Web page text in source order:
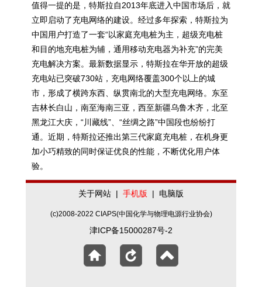
值得一提的是，特斯拉自2013年底进入中国市场后，就
立即启动了充电网络的建设。经过多年探索，特斯拉为
中国用户打造了一套“以家庭充电桩为主，超级充电桩
和目的地充电桩为辅，通用移动充电器为补充”的完美
充电解决方案。最新数据显示，特斯拉在华开放的超级
充电站已突破730站，充电网络覆盖300个以上的城
市，形成了横跨东西、纵贯南北的大型充电网络。东至
吉林长白山，南至海南三亚，西至新疆乌鲁木齐，北至
黑龙江大庆，“川藏线”、“丝绸之路”中国段也纷纷打
通。近期，特斯拉还推出第三代家庭充电桩，在机身更
加小巧精致的同时保证优良的性能，不断优化用户体
验。
关于网站 | 手机版 | 电脑版
(c)2008-2022 CIAPS(中国化学与物理电源行业协会)
津ICP备15000287号-2